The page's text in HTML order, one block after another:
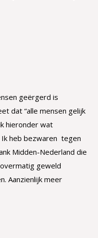
geërgerd is
dat “alle mensen gelijk
hieronder wat
heb bezwaren tegen
Midden-Nederland die
geweld
Aanzienlijk meer